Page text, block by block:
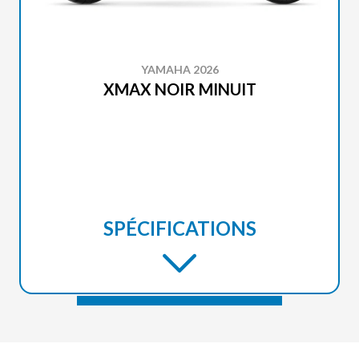
YAMAHA 2026
XMAX NOIR MINUIT
SPÉCIFICATIONS